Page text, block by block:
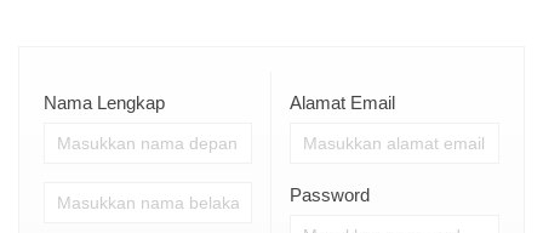
Nama Lengkap Alamat Email
Password